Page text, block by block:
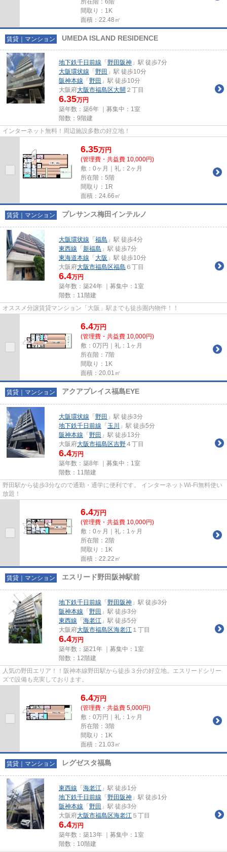
所在階：6階
間取り：1K
面積：22.48㎡
賃貸｜マンション UMEDA ISLAND RESIDENCE
地下鉄千日前線 「 野田阪神 」駅 徒歩7分
大阪環状線 「 野田 」駅 徒歩10分
阪神本線 「 野田 」駅 徒歩10分
大阪府大阪市福島区大開 ２丁目
6.35万円
築年数：築6年 ｜募集中： 1室
階数：9階建
インターネット無料！周辺施設多数の好立地！
6.35万円
(管理費・共益費 10,000円)
敷：0ヶ月｜礼：2ヶ月
所在階：5階
間取り：1R
面積：24.66㎡
賃貸｜マンション プレサンス梅田インテルノ
大阪環状線 「 福島 」駅 徒歩4分
東西線 「 新福島 」駅 徒歩7分
東海道本線 「 大阪 」駅 徒歩10分
大阪府大阪市福島区福島 ６丁目
6.4万円
築年数：築24年 ｜募集中： 1室
階数：11階建
オススメ分譲賃貸マンション「大阪」駅までも徒歩圏内物件！！
6.4万円
(管理費・共益費 10,000円)
敷：0万円｜礼：1ヶ月
所在階：7階
間取り：1K
面積：20.01㎡
賃貸｜マンション アクアプレイス福島EYE
大阪環状線 「 野田 」駅 徒歩3分
地下鉄千日前線 「 玉川
」駅 徒歩5分
阪神本線 「 野田 」駅 徒歩13分
大阪府大阪市福島区吉野 ４丁目
6.4万円
築年数：築8年 ｜募集中： 1室
階数：11階建
野田駅から徒歩3分なので通勤・通学に便利です。 インターネットWi-Fi無料使い
放題！
6.4万円
(管理費・共益費 10,000円)
敷：0ヶ月｜礼：1ヶ月
所在階：2階
間取り：1K
面積：22.22㎡
賃貸｜マンション エスリード野田阪神駅前
地下鉄千日前線 「 野田阪神 」駅 徒歩3分
阪神本線 「 野田 」駅 徒歩3分
東西線 「 海老江 」駅 徒歩5分
大阪府大阪市福島区海老江 １丁目
6.4万円
築年数：築21年 ｜募集中： 1室
階数：12階建
人気の野田エリア！！阪神本線野田駅から徒歩３分の好立地。エスリードシリー
ズで設備も充実しております。
6.4万円
(管理費・共益費 5,000円)
敷：0万円｜礼：1ヶ月
所在階：3階
間取り：1K
面積：21.03㎡
賃貸｜マンション レグゼスタ福島
東西線 「 海老江 」駅 徒歩1分
地下鉄千日前線 「 野田阪神 」駅 徒歩1分
阪神本線 「 野田 」駅 徒歩3分
大阪府大阪市福島区海老江 ５丁目
6.4万円
築年数：築13年 ｜募集中： 1室
階数：10階建